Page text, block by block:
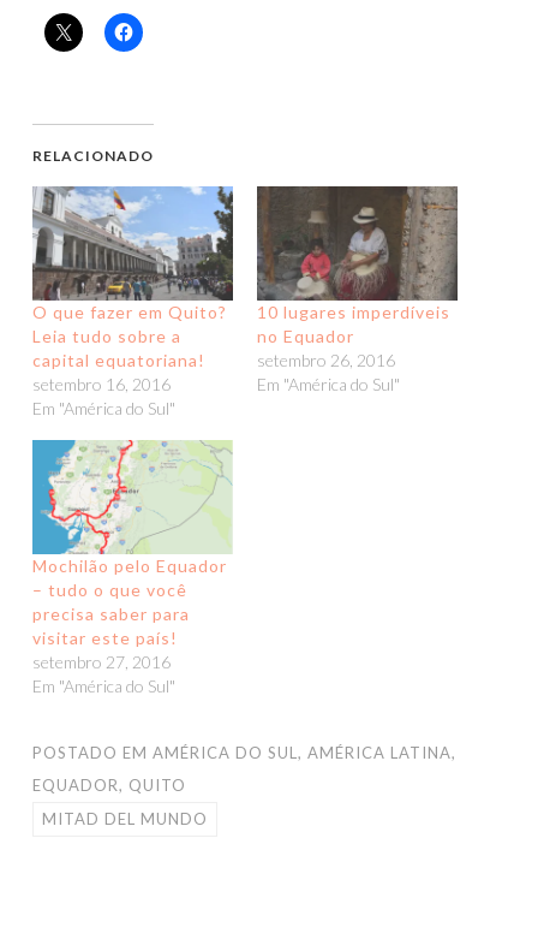
RELACIONADO
O que fazer em Quito?
Leia tudo sobre a
capital equatoriana!
setembro 16, 2016
Em "América do Sul"
10 lugares imperdíveis
no Equador
setembro 26, 2016
Em "América do Sul"
Mochilão pelo Equador
– tudo o que você
precisa saber para
visitar este país!
setembro 27, 2016
Em "América do Sul"
POSTADO EM AMÉRICA DO SUL, AMÉRICA LATINA,
EQUADOR, QUITO
MITAD DEL MUNDO